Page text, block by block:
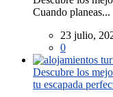
Cuando planeas...
23 julio,
0
Descubre los
tu escapada